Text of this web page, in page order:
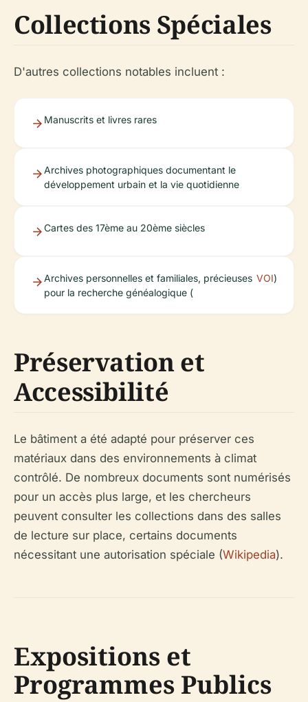
Collections Spéciales
D'autres collections notables incluent :
Manuscrits et livres rares
Archives photographiques documentant le
développement urbain et la vie quotidienne
Cartes des 17ème au 20ème siècles
Archives personnelles et familiales, précieuses
pour la recherche généalogique (
VOI)
Préservation et
Accessibilité
Le bâtiment a été adapté pour préserver ces
matériaux dans des environnements à climat
contrôlé. De nombreux documents sont numérisés
pour un accès plus large, et les chercheurs
peuvent consulter les collections dans des salles
de lecture sur place, certains documents
nécessitant une autorisation spéciale (Wikipedia).
Expositions et
Programmes Publics